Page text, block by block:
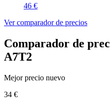
46 €
Ver comparador de precios
Comparador de
A7T2
Mejor precio nuevo
34 €